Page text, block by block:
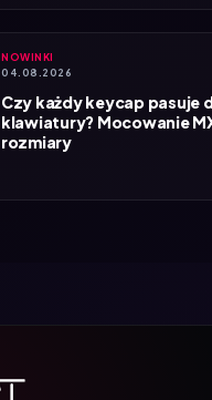
NOWINKI
04.08.2026
Czy każdy keycap pasuje
klawiatury? Mocowanie
rozmiary